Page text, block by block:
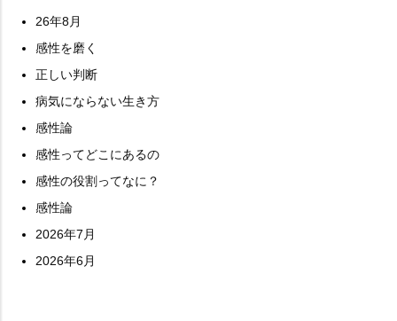
26年8月
感性を磨く
正しい判断
病気にならない生き方
感性論
感性ってどこにあるの
感性の役割ってなに？
感性論
2026年7月
2026年6月